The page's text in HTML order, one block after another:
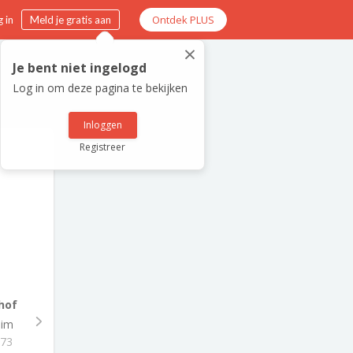
in Meld je gratis aan Ontdek PLUS
×
Je bent niet ingelogd
Log in om deze pagina te bekijken
Inloggen
Registreer